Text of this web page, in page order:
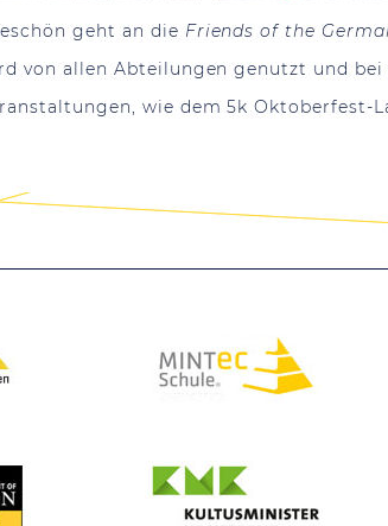
geht an die Friends of the
von allen Abteilungen genutzt und
wie dem 5k Oktoberfest-